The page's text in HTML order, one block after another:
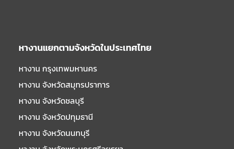
หางานแยกตามจังหวัดในประเทศไทย
หางาน กรุงเทพมหานคร
หางาน จังหวัดสมุทรปราการ
หางาน จังหวัดชลบุรี
หางาน จังหวัดปทุมธานี
หางาน จังหวัดนนทบุรี